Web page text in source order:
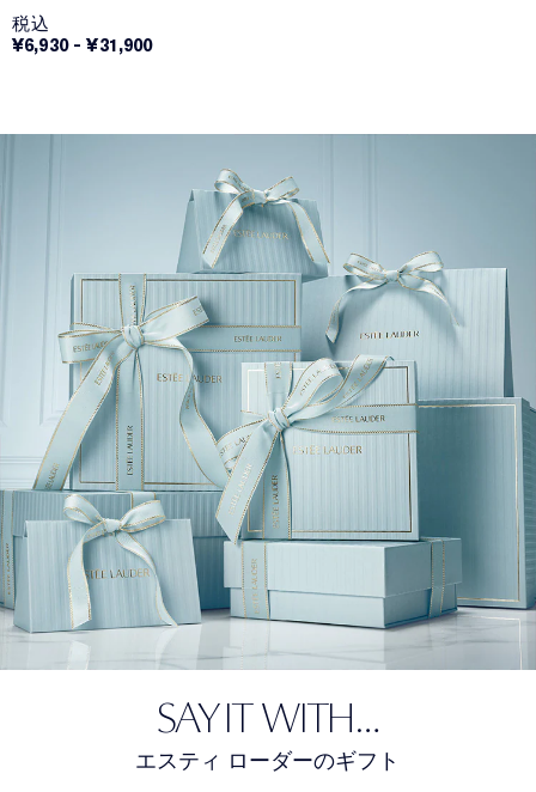
税込
¥6,930-¥31,900
SAY IT WITH…
エスティ ローダーのギフト